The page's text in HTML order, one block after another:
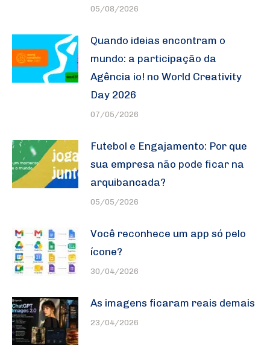
05/08/2026
Quando ideias encontram o
mundo: a participação da
Agência io! no World Creativity
Day 2026
07/05/2026
Futebol e Engajamento: Por que
sua empresa não pode ficar na
arquibancada?
05/05/2026
Você reconhece um app só pelo
ícone?
30/04/2026
As imagens ficaram reais demais
23/04/2026